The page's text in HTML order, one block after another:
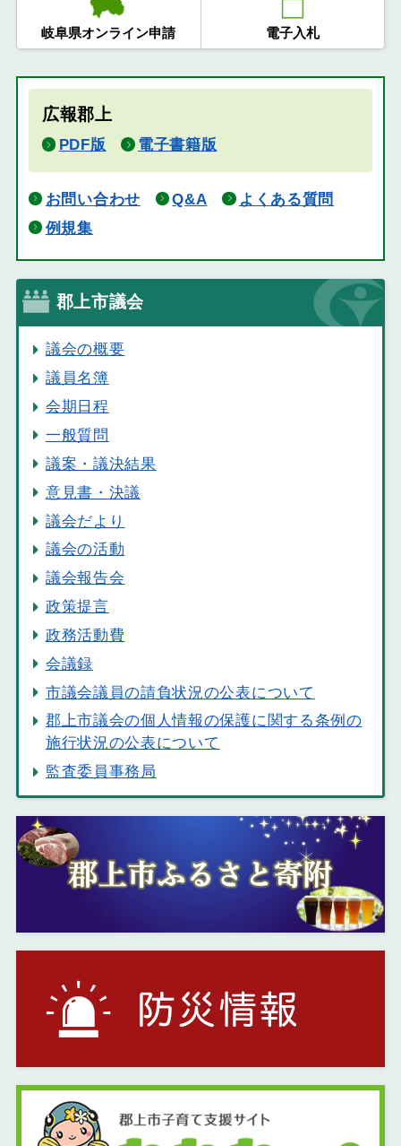
岐阜県オンライン申請 電子入札
広報郡上
PDF版 電子書籍版
お問い合わせ Q&A
よくある質問
例規集
郡上市議会
議会の概要
議員名簿
会期日程
一般質問
議案・議決結果
意見書・決議
議会だより
議会の活動
議会報告会
政策提言
政務活動費
会議録
市議会議員の請負状況の公表について
郡上市議会の個人情報の保護に関する条例の
施行状況の公表について
監査委員事務局